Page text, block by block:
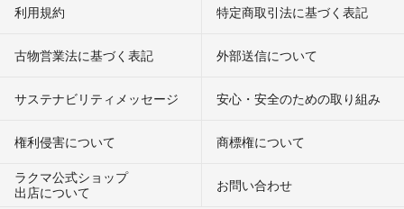
利用規約 特定商取引法に基づく表記
古物営業法に基づく表記 外部送信について
サステナビリティメッセージ 安心・安全のための取り組み
権利侵害について
商標権について
ラクマ公式ショップ
出店について
お問い合わせ